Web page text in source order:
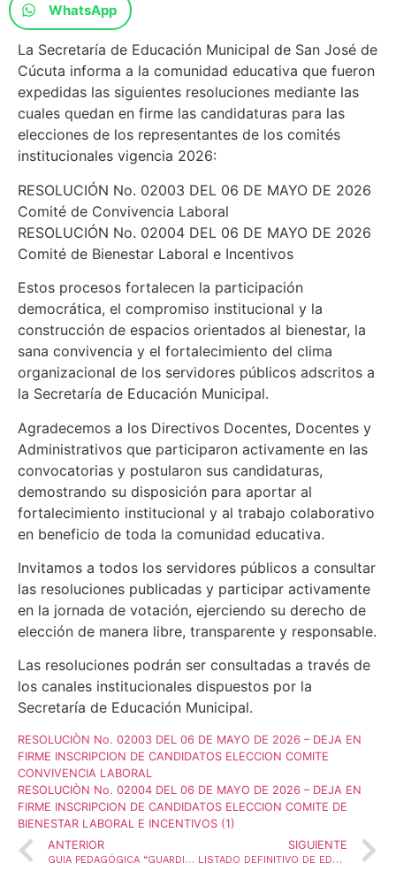
WhatsApp
La Secretaría de Educación Municipal de San José de
Cúcuta informa a la comunidad educativa que fueron
expedidas las siguientes resoluciones mediante las
cuales quedan en firme las candidaturas para las
elecciones de los representantes de los comités
institucionales vigencia 2026:
RESOLUCIÓN No. 02003 DEL 06 DE MAYO DE 2026
Comité de Convivencia Laboral
RESOLUCIÓN No. 02004 DEL 06 DE MAYO DE 2026
Comité de Bienestar Laboral e Incentivos
Estos procesos fortalecen la participación
democrática, el compromiso institucional y la
construcción de espacios orientados al bienestar, la
sana convivencia y el fortalecimiento del clima
organizacional de los servidores públicos adscritos a
la Secretaría de Educación Municipal.
Agradecemos a los Directivos Docentes, Docentes y
Administrativos que participaron activamente en las
convocatorias y postularon sus candidaturas,
demostrando su disposición para aportar al
fortalecimiento institucional y al trabajo colaborativo
en beneficio de toda la comunidad educativa.
Invitamos a todos los servidores públicos a consultar
las resoluciones publicadas y participar activamente
en la jornada de votación, ejerciendo su derecho de
elección de manera libre, transparente y responsable.
Las resoluciones podrán ser consultadas a través de
los canales institucionales dispuestos por la
Secretaría de Educación Municipal.
RESOLUCIÒN No. 02003 DEL 06 DE MAYO DE 2026 – DEJA EN
FIRME INSCRIPCION DE CANDIDATOS ELECCION COMITE
CONVIVENCIA LABORAL
RESOLUCIÒN No. 02004 DEL 06 DE MAYO DE 2026 – DEJA EN
FIRME INSCRIPCION DE CANDIDATOS ELECCION COMITE DE
BIENESTAR LABORAL E INCENTIVOS (1)
ANTERIOR
GUIA PEDAGÓGICA “GUARDIANES DE LA VIDA”
SIGUIENTE
LISTADO DEFINITIVO DE EDUCADORES APROBADOS Y NO APROBADOS LUEGO DE LA ETAPA DE SOLUCIÓN A LAS RECLAMACIONES